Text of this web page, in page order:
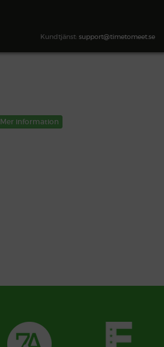
Kundtjänst: support@timetomeet.se
Mer information